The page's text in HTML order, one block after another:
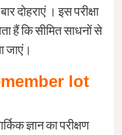
दोहराएं । इस परीक्षा
हैं कि सीमित साधनों से
जाएं।
lot
ज्ञान का परीक्षण